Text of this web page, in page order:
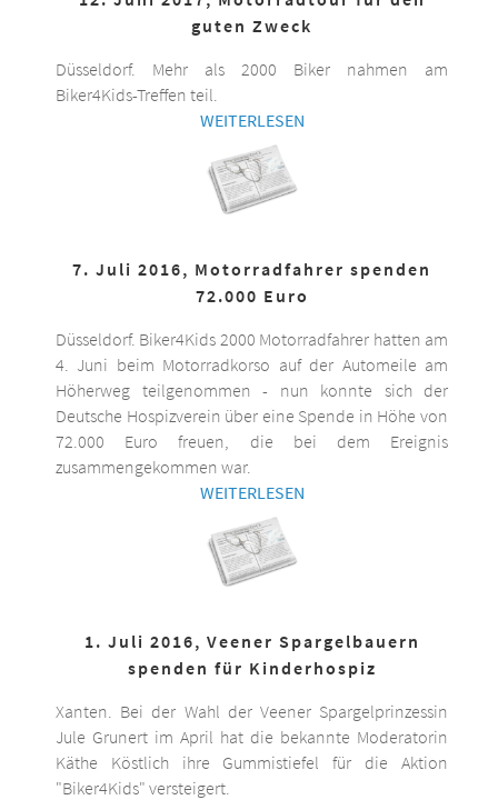
guten Zweck
Düsseldorf. Mehr als 2000 Biker nahmen am
Biker4Kids-Treffen teil.
WEITERLESEN
7. Juli 2016, Motorradfahrer spenden
72.000 Euro
Düsseldorf. Biker4Kids 2000 Motorradfahrer hatten am
4. Juni beim Motorradkorso auf der Automeile am
Höherweg teilgenommen - nun konnte sich der
Deutsche Hospizverein über eine Spende in Höhe von
72.000 Euro freuen, die bei dem Ereignis
zusammengekommen war.
WEITERLESEN
1. Juli 2016, Veener Spargelbauern
spenden für Kinderhospiz
Xanten. Bei der Wahl der Veener Spargelprinzessin
Jule Grunert im April hat die bekannte Moderatorin
Käthe Köstlich ihre Gummistiefel für die Aktion
"Biker4Kids" versteigert.